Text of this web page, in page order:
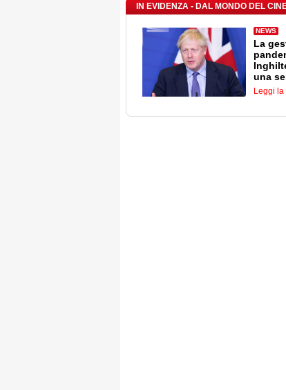
IN EVIDENZA - DAL MONDO DEL
NEWS
La
una
Leggi la